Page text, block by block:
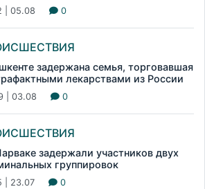
| 05.08 0
задержана семья, торговавшая
лекарствами из России
| 03.08 0
задержали участников двух
группировок
| 23.07 0